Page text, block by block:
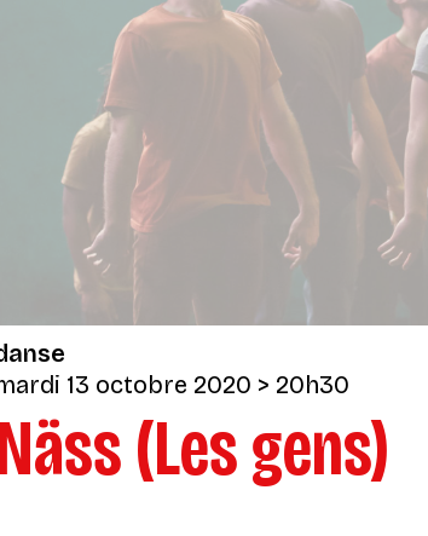
13 octobre 2020 > 20h30
(Les gens)